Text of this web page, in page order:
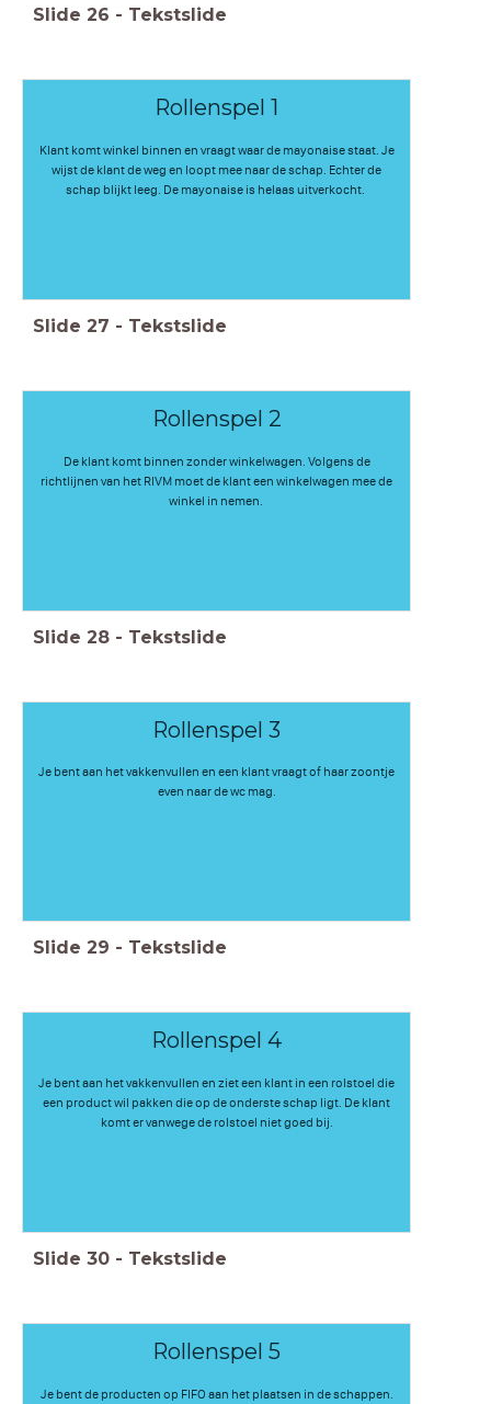
Slide 26 - Tekstslide
Rollenspel 1
Klant komt winkel binnen en vraagt waar de mayonaise staat. Je
wijst de klant de weg en loopt mee naar de schap. Echter de
schap blijkt leeg. De mayonaise is helaas uitverkocht.
Slide 27 - Tekstslide
Rollenspel 2
De klant komt binnen zonder winkelwagen. Volgens de
richtlijnen van het RIVM moet de klant een winkelwagen mee de
winkel in nemen.
Slide 28 - Tekstslide
Rollenspel 3
Je bent aan het vakkenvullen en een klant vraagt of haar zoontje
even naar de wc mag.
Slide 29 - Tekstslide
Rollenspel 4
Je bent aan het vakkenvullen en ziet een klant in een rolstoel die
een product wil pakken die op de onderste schap ligt. De klant
komt er vanwege de rolstoel niet goed bij.
Slide 30 - Tekstslide
Rollenspel 5
Je bent de producten op FIFO aan het plaatsen in de schappen.